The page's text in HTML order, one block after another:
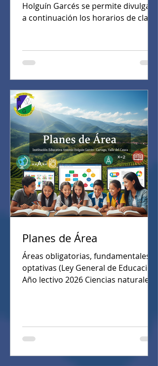
Holguín Garcés se permite divulgar
a continuación los horarios de clase
Enero 13 de 2026.
Planes de Área
Áreas obligatorias, fundamentales y
optativas (Ley General de Educación)
Año lectivo 2026 Ciencias naturales y
Educación artística. Educación ética
y en valores humanos. Educación